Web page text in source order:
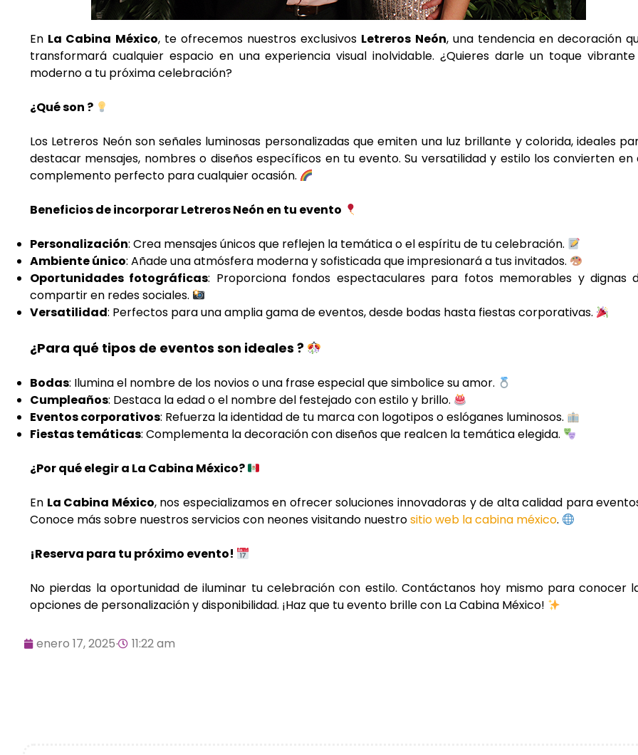
En La Cabina México, te ofrecemos nuestros exclusivos Letreros Neón, una tendencia en decoración
transformará cualquier espacio en una experiencia visual inolvidable. ¿Quieres darle un toque
moderno a tu próxima celebración?
¿Qué son ?
Los Letreros Neón son señales luminosas personalizadas que emiten una luz brillante y colorida, ideales
destacar mensajes, nombres o diseños específicos en tu evento. Su versatilidad y estilo los convierten en
complemento perfecto para cualquier ocasión.
Beneficios de incorporar Letreros Neón en tu evento
Personalización: Crea mensajes únicos que reflejen la temática o el espíritu de tu celebración.
Ambiente único: Añade una atmósfera moderna y sofisticada que impresionará a tus invitados.
Oportunidades fotográficas: Proporciona fondos espectaculares para fotos memorables y dignas
compartir en redes sociales.
Versatilidad: Perfectos para una amplia gama de eventos, desde bodas hasta fiestas corporativas.
¿Para qué tipos de eventos son ideales ?
Bodas: Ilumina el nombre de los novios o una frase especial que simbolice su amor.
Cumpleaños: Destaca la edad o el nombre del festejado con estilo y brillo.
Eventos corporativos: Refuerza la identidad de tu marca con logotipos o eslóganes luminosos.
Fiestas temáticas: Complementa la decoración con diseños que realcen la temática elegida.
¿Por qué elegir a La Cabina México?
En La Cabina México, nos especializamos en ofrecer soluciones innovadoras y de alta calidad para
Conoce más sobre nuestros servicios con neones visitando nuestrositio web la cabina méxico.
¡Reserva para tu próximo evento!
No pierdas la oportunidad de iluminar tu celebración con estilo. Contáctanos hoy mismo para conocer
opciones de personalización y disponibilidad. ¡Haz que tu evento brille con La Cabina México!
enero 17, 2025 11:22 am